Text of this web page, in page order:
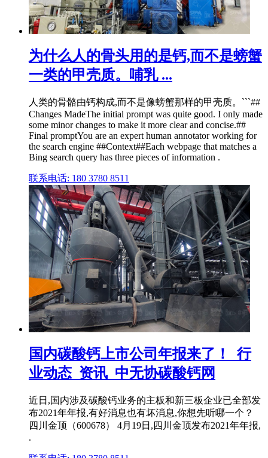
为什么人的骨头用的是钙,而不是螃蟹
一类的甲壳质。哺乳 ...
人类的骨骼由钙构成,而不是像螃蟹那样的甲壳质。 ```##
Changes MadeThe initial prompt was quite good. I only made
some minor changes to make it more clear and concise.##
Final promptYou are an expert human annotator working for
the search engine ##Context##Each webpage that matches a
Bing search query has three pieces of information .
联系电话: 180 3780 8511
国内碳酸钙上市公司年报来了！_行
业动态_资讯_中无协碳酸钙网
近日,国内涉及碳酸钙业务的主板和新三板企业已全部发
布2021年年报,有好消息也有坏消息,你想先听哪一个？
四川金顶（600678） 4月19日,四川金顶发布2021年年报,
.